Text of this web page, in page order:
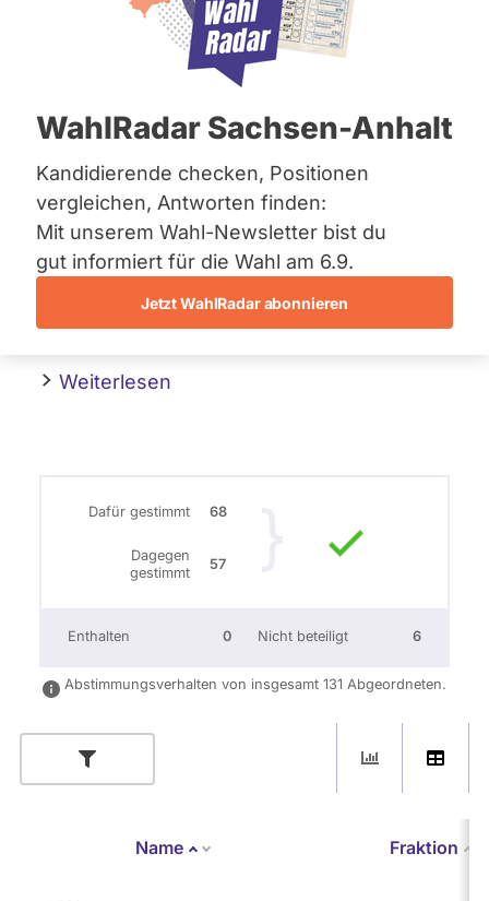
Bremen
Hamburg
Mecklenburg-Vorpommern
Nordrhein-Westfalen
Saarland
Sachsen
Sachsen-Anhalt
Sachsen-Anhalt
Schleswig-Holstein
Thüringen
Archiv
Über uns
WahlRadar Sachsen-Anhalt
Kandidierende checken, Positionen
vergleichen, Antworten finden:
Mit unserem Wahl-Newsletter bist du
gut informiert für die Wahl am 6.9.
Jetzt WahlRadar abonnieren
Geltung des Gesetzes
über Versammlungen
und Aufzüge
Veränderung des Versammlungsrechts
durch die Regierungskoalition. Es sollen
dadurch Grenzen für Extremisten
entstehen indem deren
Versammlungsfreiheit eingeschränkt wird.
Weiterlesen
Dafür gestimmt 68
Dagegen
gestimmt
57
Enthalten 0 Nicht beteiligt 6
Abstimmungsverhalten von insgesamt 131 Abgeordneten.
Name Fraktion